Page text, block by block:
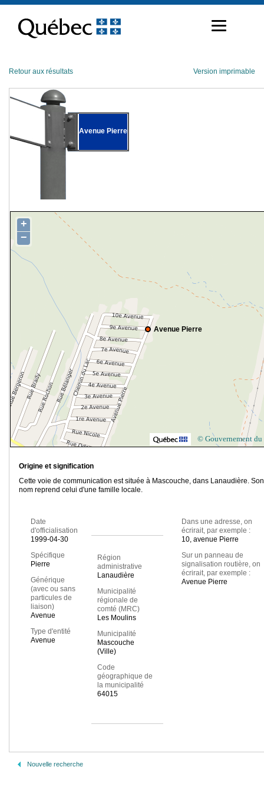
contenu
Retour aux résultats Version imprimable
Avenue Pierre
Avenue Pierre
+
−
© Gouvernement du
Origine et signification
Cette voie de communication est située à Mascouche, dans Lanaudière. Son
nom reprend celui d'une famille locale.
Date
d'officialisation
1999-04-30
Spécifique
Pierre
Générique
(avec ou sans
particules de
liaison)
Avenue
Type d'entité
Avenue
Région
administrative
Lanaudière
Municipalité
régionale de
comté (MRC)
Les Moulins
Municipalité
Mascouche
(Ville)
Code
géographique de
la municipalité
64015
Dans une adresse, on
écrirait, par exemple :
10, avenue Pierre
Sur un panneau de
signalisation routière, on
écrirait, par exemple :
Avenue Pierre
Nouvelle recherche